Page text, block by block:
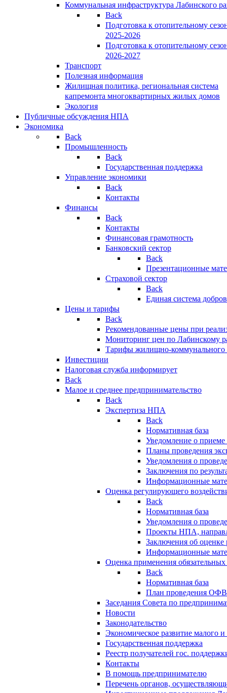
Коммунальная инфраструктура Лабинского
Back
Подготовка к отопительному
2025-2026
Подготовка к отопительному
2026-2027
Транспорт
Полезная информация
Жилищная политика, региональная система
капремонта многоквартирных жилых домов
Экология
Публичные обсуждения НПА
Экономика
Back
Промышленность
Back
Государственная поддержка
Управление экономики
Back
Контакты
Финансы
Back
Контакты
Финансовая грамотность
Банковский сектор
Back
Презентационные
Страховой сектор
Back
Единая система
Цены и тарифы
Back
Рекомендованные цены при
Мониторинг цен по Лабинскому
Тарифы жилищно-коммунального
Инвестиции
Налоговая служба информирует
Back
Малое и среднее предпринимательство
Back
Экспертиза НПА
Back
Нормативная база
Уведомление о
Планы проведения
Уведомления о
Заключения по
Информационные
Оценка регулирующего
Back
Нормативная база
Уведомления о
Проекты НПА,
Заключения об
Информационные
Оценка применения
Back
Нормативная база
План проведения
Заседания Совета по
Новости
Законодательство
Экономическое развитие малого и
Государственная поддержка
Реестр получателей гос.
Контакты
В помощь предпринимателю
Перечень органов,